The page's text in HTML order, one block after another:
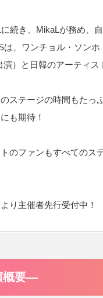
続き、MikaLが務め、
は、ワンチョル・ソン
）と日韓のアーティス
ステージの時間もたっ
も期待！
のファンもすべての
り主催者先行受付中！
概要―